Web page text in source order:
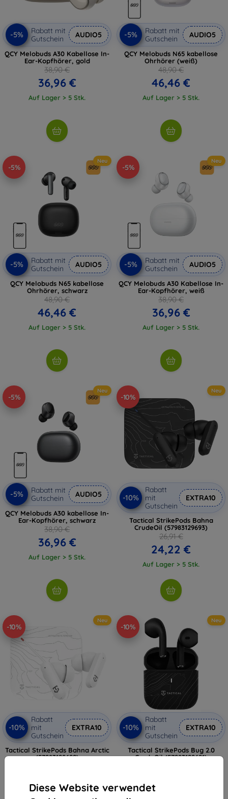
Diese Website verwendet
-5%
Rabatt mit
Gutschein
AUDIO5
QCY Melobuds A30 Kabellose In-
Ear-Kopfhörer, gold
38,90 €
36,96 €
Auf Lager > 5 Stk.
-5%
Rabatt mit
Gutschein
AUDIO5
QCY Melobuds N65 kabellose
Ohrhörer (weiß)
48,90 €
46,46 €
Auf Lager > 5 Stk.
-5%
Neu
-5%
Rabatt mit
Gutschein
AUDIO5
QCY Melobuds N65 kabellose
Ohrhörer, schwarz
48,90 €
46,46 €
Auf Lager > 5 Stk.
-5%
Neu
-5%
Rabatt mit
Gutschein
AUDIO5
QCY Melobuds A30 Kabellose In-
Ear-Kopfhörer, weiß
38,90 €
36,96 €
Auf Lager > 5 Stk.
-5%
Neu
-5%
Rabatt mit
Gutschein
AUDIO5
QCY Melobuds A30 kabellose In-
Ear-Kopfhörer, schwarz
38,90 €
36,96 €
Auf Lager > 5 Stk.
-10%
Neu
-10%
Rabatt
mit
Gutschein
EXTRA10
Tactical StrikePods Bahna
CrudeOil (57983129693)
26,91 €
24,22 €
Auf Lager > 5 Stk.
-10%
Neu
-10%
Rabatt
mit
Gutschein
EXTRA10
Tactical StrikePods Bahna Arctic
(57983129692)
Auf Lager > 5 Stk.
-10%
Neu
-10%
Rabatt
mit
Gutschein
EXTRA10
Tactical StrikePods Bug 2.0
CrudeOil (57983129691)
Auf Lager > 5 Stk.